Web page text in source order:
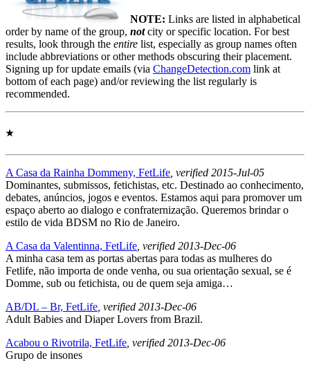
NOTE: Links are listed in alphabetical
order by name of the group, notcity or specific location. For best
results, look through the entire list, especially as group names often
include abbreviations or other methods obscuring their placement.
Signing up for update emails (via ChangeDetection.com link at
bottom of each page) and/or reviewing the list regularly is
recommended.
★
A Casa da Rainha Dommeny, FetLife , verified 2015-Jul-05
Dominantes, submissos, fetichistas, etc. Destinado ao conhecimento,
debates, anúncios, jogos e eventos. Estamos aqui para promover um
espaço aberto ao dialogo e confraternização. Queremos brindar o
estilo de vida BDSM no Rio de Janeiro.
A Casa da Valentinna, FetLife , verified 2013-Dec-06
A minha casa tem as portas abertas para todas as mulheres do
Fetlife, não importa de onde venha, ou sua orientação sexual, se é
Domme, sub ou fetichista, ou de quem seja amiga…
AB/DL – Br, FetLife , verified 2013-Dec-06
Adult Babies and Diaper Lovers from Brazil.
Acabou o Rivotrila, FetLife , verified 2013-Dec-06
Grupo de insones